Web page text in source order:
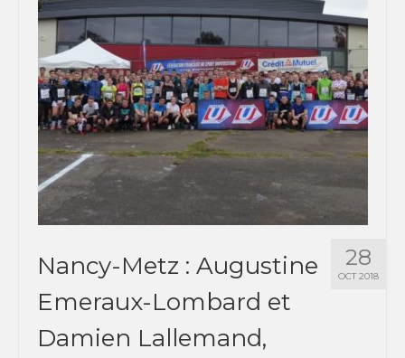
28
OCT 2018
Nancy-Metz : Augustine
Emeraux-Lombard et
Damien Lallemand,